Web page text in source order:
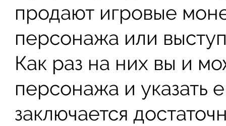
продают игровые
персонажа или
Как раз на них вы и
персонажа и указать
заключается